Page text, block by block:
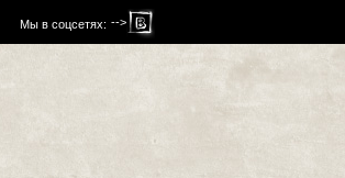
Мы в соцсетях: -->